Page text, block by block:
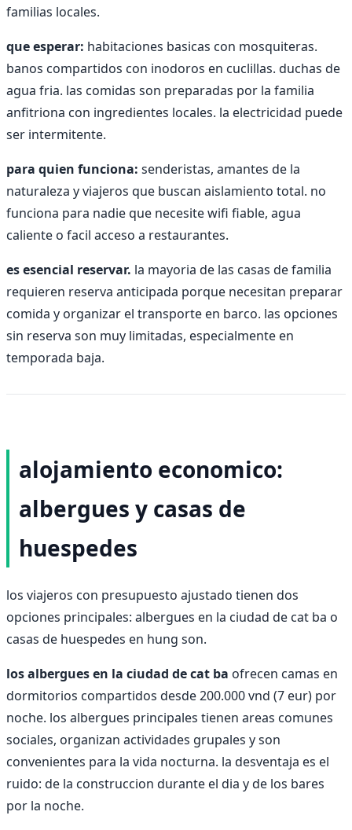
familias locales.
que esperar: habitaciones basicas con mosquiteras.
banos compartidos con inodoros en cuclillas. duchas de
agua fria. las comidas son preparadas por la familia
anfitriona con ingredientes locales. la electricidad puede
ser intermitente.
para quien funciona: senderistas, amantes de la
naturaleza y viajeros que buscan aislamiento total. no
funciona para nadie que necesite wifi fiable, agua
caliente o facil acceso a restaurantes.
es esencial reservar. la mayoria de las casas de familia
requieren reserva anticipada porque necesitan preparar
comida y organizar el transporte en barco. las opciones
sin reserva son muy limitadas, especialmente en
temporada baja.
alojamiento economico:
albergues y casas de
huespedes
los viajeros con presupuesto ajustado tienen dos
opciones principales: albergues en la ciudad de cat ba o
casas de huespedes en hung son.
los albergues en la ciudad de cat ba ofrecen camas en
dormitorios compartidos desde 200.000 vnd (7 eur) por
noche. los albergues principales tienen areas comunes
sociales, organizan actividades grupales y son
convenientes para la vida nocturna. la desventaja es el
ruido: de la construccion durante el dia y de los bares
por la noche.